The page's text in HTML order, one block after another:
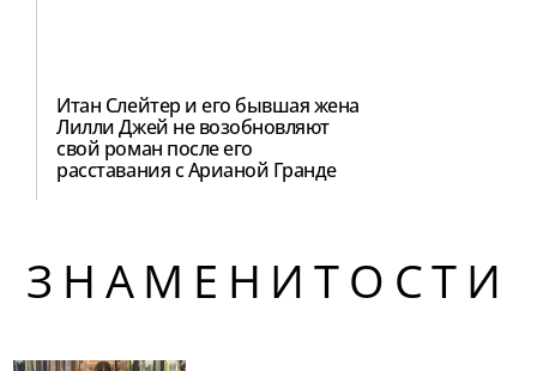
Итан Слейтер и его бывшая жена
Лилли Джей не возобновляют
свой роман после его
расставания с Арианой Гранде
ЗНАМЕНИТОСТИ